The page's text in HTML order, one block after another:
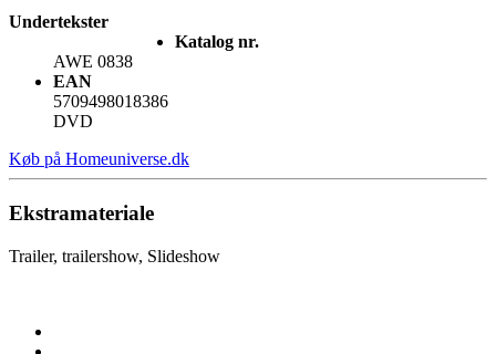
Undertekster
Katalog nr.
AWE 0838
EAN
5709498018386
DVD
Køb på Homeuniverse.dk
Ekstramateriale
Trailer, trailershow, Slideshow